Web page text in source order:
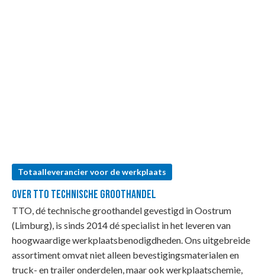
Totaalleverancier voor de werkplaats
Over TTO Technische Groothandel
TTO, dé technische groothandel gevestigd in Oostrum
(Limburg), is sinds 2014 dé specialist in het leveren van
hoogwaardige werkplaatsbenodigdheden. Ons uitgebreide
assortiment omvat niet alleen bevestigingsmaterialen en
truck- en trailer onderdelen, maar ook werkplaatschemie,